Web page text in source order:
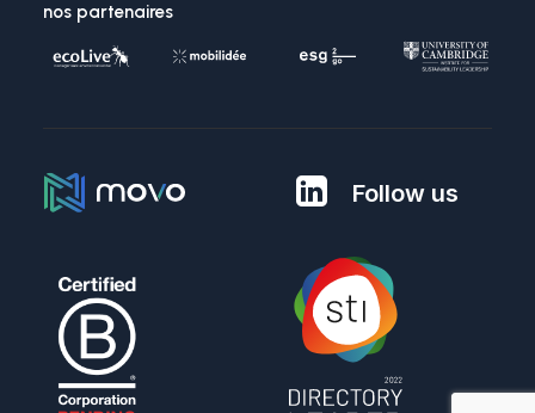
nos partenaires
Follow us